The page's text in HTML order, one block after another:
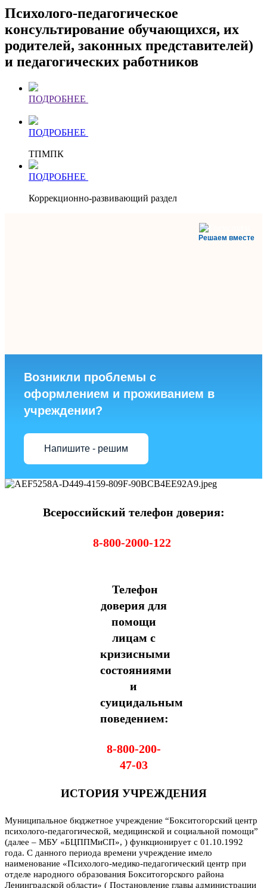
Психолого-педагогическое
консультирование обучающихся, их
родителей, законных представителей)
и педагогических работников
ПОДРОБНЕЕ
ПОДРОБНЕЕ
ТПМПК
ПОДРОБНЕЕ
Коррекционно-развивающий раздел
Решаем вместе
Возникли проблемы с
оформлением и проживанием в
учреждении?
Напишите - решим
Всероссийский телефон доверия:
8-800-2000-122
Телефон
доверия для
помощи
лицам с
кризисными
состояниями
и
суицидальным
поведением:
8-800-200-
47-03
ИСТОРИЯ УЧРЕЖДЕНИЯ
Муниципальное бюджетное учреждение “Бокситогорский центр
психолого-педагогической, медицинской и социальной помощи”
(далее – МБУ «БЦППМиСП», ) функционирует с 01.10.1992
года. С данного периода времени учреждение имело
наименование «Психолого-медико-педагогический центр при
отделе народного образования Бокситогорского района
Ленинградской области» ( Постановление главы администрации